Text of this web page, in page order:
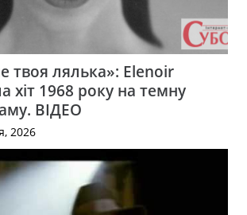
твоя лялька»: Elenoir
хіт 1968 року на темну
ВІДЕО
2026